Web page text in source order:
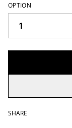
OPTION
SHARE